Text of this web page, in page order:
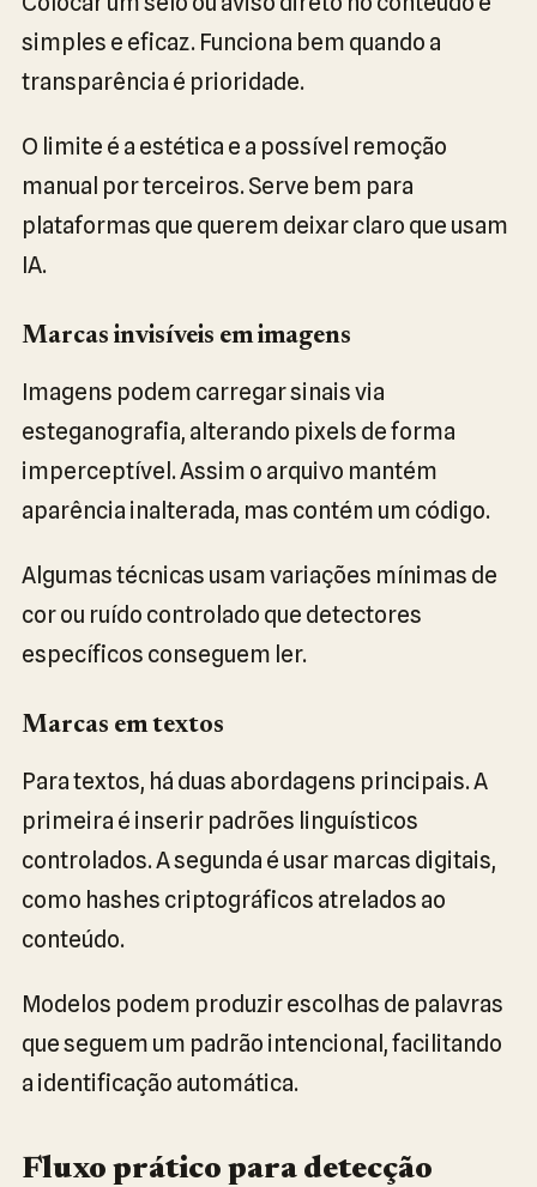
simples e eficaz. Funciona bem quando a
transparência é prioridade.
O limite é a estética e a possível remoção
manual por terceiros. Serve bem para
plataformas que querem deixar claro que usam
IA.
Marcas invisíveis em imagens
Imagens podem carregar sinais via
esteganografia, alterando pixels de forma
imperceptível. Assim o arquivo mantém
aparência inalterada, mas contém um código.
Algumas técnicas usam variações mínimas de
cor ou ruído controlado que detectores
específicos conseguem ler.
Marcas em textos
Para textos, há duas abordagens principais. A
primeira é inserir padrões linguísticos
controlados. A segunda é usar marcas digitais,
como hashes criptográficos atrelados ao
conteúdo.
Modelos podem produzir escolhas de palavras
que seguem um padrão intencional, facilitando
a identificação automática.
Fluxo prático para detecção